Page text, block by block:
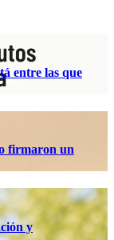
entre las que
firmaron un
y